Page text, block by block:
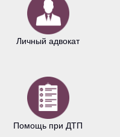
Личный адвокат
Помощь при ДТП